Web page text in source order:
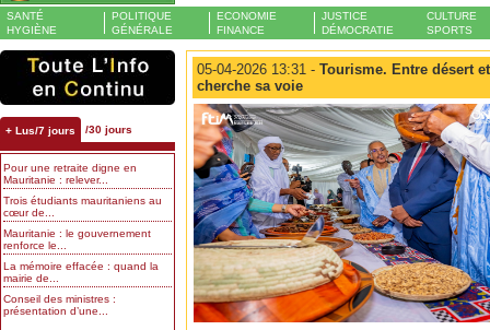
SANTÉ
HYGIÈNE
POLITIQUE
GÉNÉRALE
ECONOMIE
FINANCE
JUSTICE
DÉMOCRATIE
CULTURE
SPORTS
+ Lus/7 jours /30 jours
Pour une retraite digne en
Mauritanie : relever...
Trois étudiants mauritaniens au
cœur de...
Mauritanie : le gouvernement
renforce le...
La mémoire effacée : quand la
mairie de...
Conseil des ministres :
présentation d’une...
05-04-2026 13:31 - Tourisme. Entre désert
cherche sa voie